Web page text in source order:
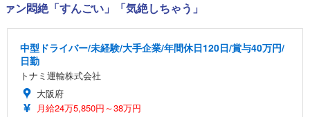
ァン悶絶「すんごい」「気絶しちゃう」
中型ドライバー/未経験/大手企業/年間休日120日/賞与40万円/
日勤
トナミ運輸株式会社
大阪府
月給24万5,850円～38万円